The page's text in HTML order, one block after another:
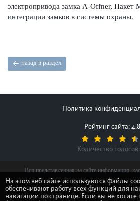
электропривода замка A-Offner, Пакет
интеграции замков в системы охраны.
назад в раздел
Политика
Рейтинг сайта: 4.8
Количество голосов:
Вся представленная на сайте информация,
продуктов, наличия на складе, стоимости
характер и ни при каких условиях не
определяемой положениями Статьи 437(2)
На этом веб-сайте используются файлы
обеспечивают работу всех функций для
навигации по странице. Если вы не